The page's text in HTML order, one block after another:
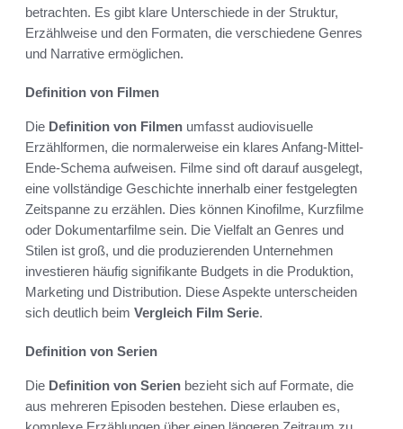
betrachten. Es gibt klare Unterschiede in der Struktur,
Erzählweise und den Formaten, die verschiedene Genres
und Narrative ermöglichen.
Definition von Filmen
Die Definition von Filmen umfasst audiovisuelle
Erzählformen, die normalerweise ein klares Anfang-Mittel-
Ende-Schema aufweisen. Filme sind oft darauf ausgelegt,
eine vollständige Geschichte innerhalb einer festgelegten
Zeitspanne zu erzählen. Dies können Kinofilme, Kurzfilme
oder Dokumentarfilme sein. Die Vielfalt an Genres und
Stilen ist groß, und die produzierenden Unternehmen
investieren häufig signifikante Budgets in die Produktion,
Marketing und Distribution. Diese Aspekte unterscheiden
sich deutlich beim Vergleich Film Serie.
Definition von Serien
Die Definition von Serien bezieht sich auf Formate, die
aus mehreren Episoden bestehen. Diese erlauben es,